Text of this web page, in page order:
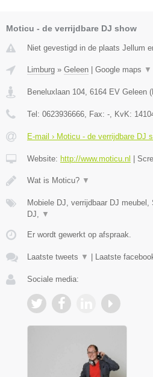
Moticu - de verrijdbare DJ show
Niet gevestigd in de plaats Jellum
Limburg » Geleen Google maps ▼
Beneluxlaan 104, 6164 EV Geleen (
Tel: 0623936666, Fax: -, KvK:
E-mail › Moticu - de verrijdbare DJ
Website: http://www.moticu.nl
Wat is Moticu? ▼
Mobiele DJ, verrijdbaar DJ
DJ, ▼
Er wordt gewerkt op afspraak.
Laatste tweets ▼ Laatste
Sociale media: